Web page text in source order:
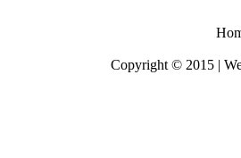
Copyright © 2015 |